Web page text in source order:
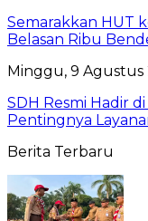
Semarakkan HUT
Belasan Ribu
Minggu, 9 Agustus
SDH Resmi Hadir
Pentingnya
Berita Terbaru